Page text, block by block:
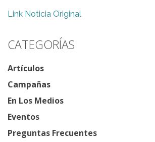
Link Noticia Original
CATEGORÍAS
Artículos
Campañas
En Los Medios
Eventos
Preguntas Frecuentes